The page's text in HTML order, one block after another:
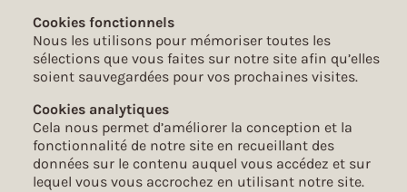
Cookies fonctionnels
Nous les utilisons pour mémoriser toutes les
sélections que vous faites sur notre site afin qu’elles
soient sauvegardées pour vos prochaines visites.
Cookies analytiques
Cela nous permet d’améliorer la conception et la
fonctionnalité de notre site en recueillant des
données sur le contenu auquel vous accédez et sur
lequel vous vous accrochez en utilisant notre site.